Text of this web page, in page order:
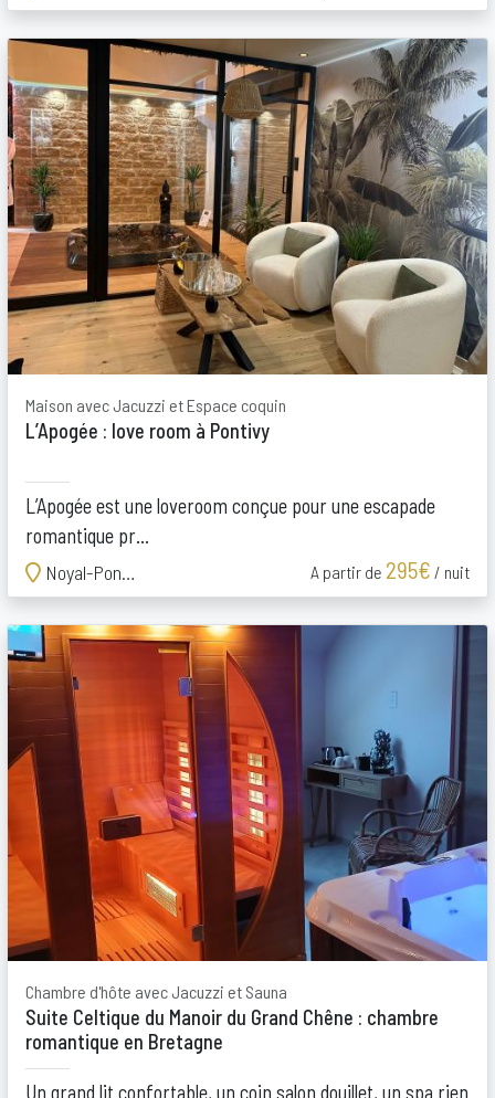
Maison avec Jacuzzi et Espace coquin
L’Apogée : love room à Pontivy
L’Apogée est une loveroom conçue pour une escapade
romantique pr...
Noyal-Pontivy
A partir de 295€ / nuit
Chambre d'hôte avec Jacuzzi et Sauna
Suite Celtique du Manoir du Grand Chêne : chambre
romantique en Bretagne
Un grand lit confortable, un coin salon douillet, un spa rien